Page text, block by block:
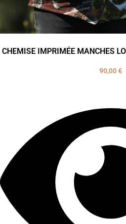
CHEMISE IMPRIMÉE MANCHES
90,00€